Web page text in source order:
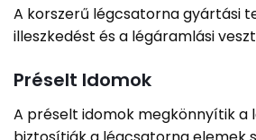
A korszerű légcsatorna gyártási
illeszkedést és a légáramlási
Préselt Idomok
A préselt idomok megkönnyítik a